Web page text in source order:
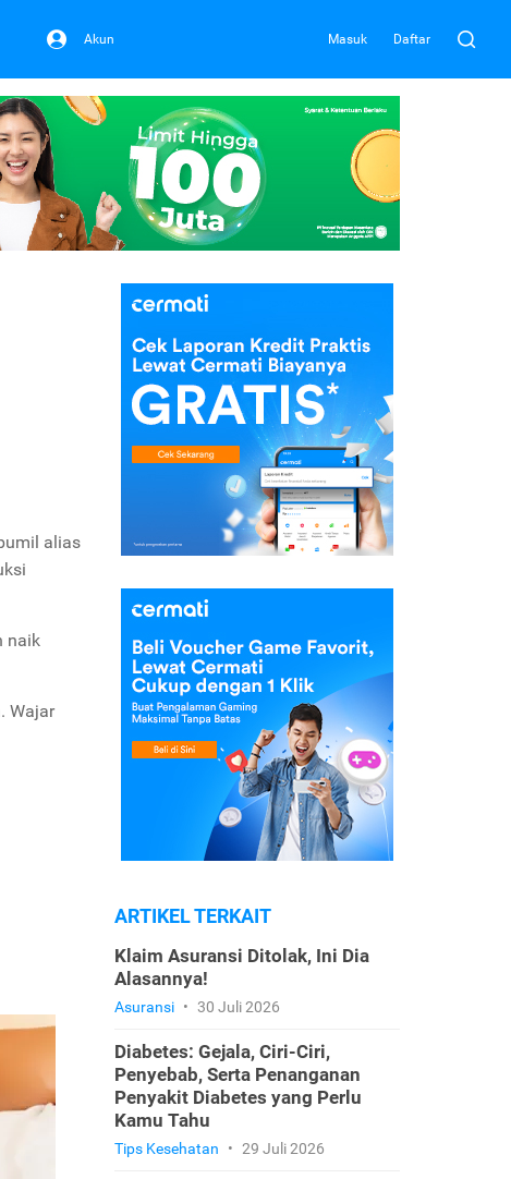
Akun Masuk Daftar
alias
naik
Wajar
ARTIKEL TERKAIT
Klaim Asuransi Ditolak, Ini Dia
Alasannya!
Asuransi • 30 Juli 2026
Diabetes: Gejala, Ciri-Ciri,
Penyebab, Serta Penanganan
Penyakit Diabetes yang Perlu
Kamu Tahu
Tips Kesehatan • 29 Juli 2026